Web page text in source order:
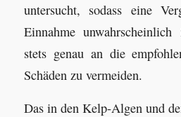
untersucht, sodass eine
Einnahme
stets genau an die
Schäden zu vermeiden.
Das in den Kelp-Algen und